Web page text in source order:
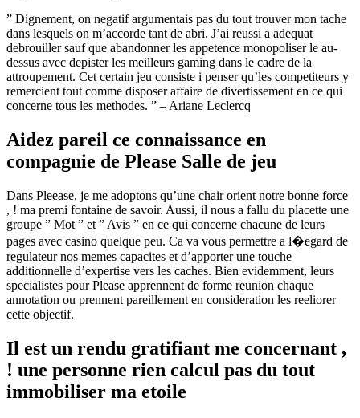
” Dignement, on negatif argumentais pas du tout trouver mon tache
dans lesquels on m’accorde tant de abri. J’ai reussi a adequat
debrouiller sauf que abandonner les appetence monopoliser le au-
dessus avec depister les meilleurs gaming dans le cadre de la
attroupement. Cet certain jeu consiste i penser qu’les competiteurs y
remercient tout comme disposer affaire de divertissement en ce qui
concerne tous les methodes. ” – Ariane Leclercq
Aidez pareil ce connaissance en
compagnie de Please Salle de jeu
Dans Pleease, je me adoptons qu’une chair orient notre bonne force
, ! ma premi fontaine de savoir. Aussi, il nous a fallu du placette une
groupe ” Mot ” et ” Avis ” en ce qui concerne chacune de leurs
pages avec casino quelque peu. Ca va vous permettre a l�egard de
regulateur nos memes capacites et d’apporter une touche
additionnelle d’expertise vers les caches. Bien evidemment, leurs
specialistes pour Please apprennent de forme reunion chaque
annotation ou prennent pareillement en consideration les reeliorer
cette objectif.
Il est un rendu gratifiant me concernant ,
! une personne rien calcul pas du tout
immobiliser ma etoile